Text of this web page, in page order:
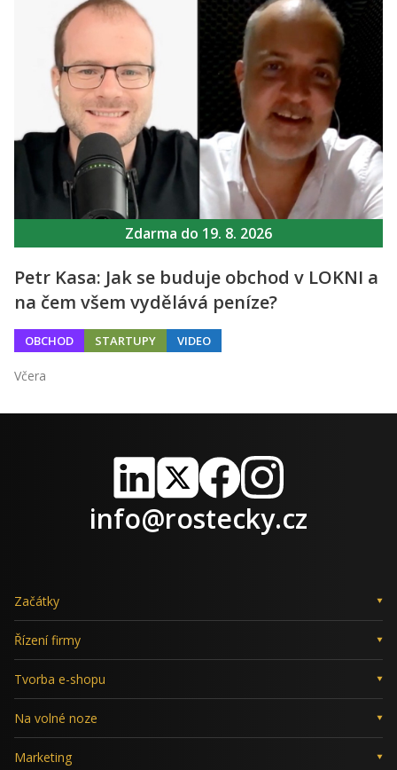
Zdarma do 19. 8. 2026
Petr Kasa: Jak se buduje obchod v LOKNI a
na čem všem vydělává peníze?
OBCHOD STARTUPY VIDEO
Včera
LinkedIn
X FacebookInstagram
info@rostecky.cz
Začátky
Řízení firmy
Tvorba e-shopu
Na volné noze
Marketing